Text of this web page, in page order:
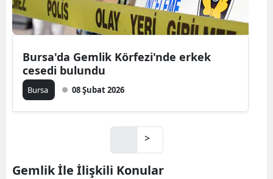
Bursa'da Gemlik Körfezi'nde erkek
cesedi bulundu
Bursa 08 Şubat 2026
>
Gemlik İle İlişkili Konular